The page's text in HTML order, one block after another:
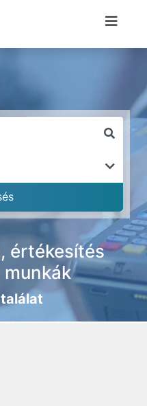
értékesítés
munkák